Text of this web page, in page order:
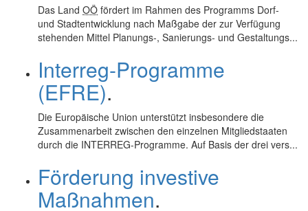
Das Land OÖ fördert im Rahmen des Programms Dorf-
und Stadtentwicklung nach Maßgabe der zur Verfügung
stehenden Mittel Planungs-, Sanierungs- und Gestaltungs...
Interreg-Programme
(EFRE).
Die Europäische Union unterstützt insbesondere die
Zusammenarbeit zwischen den einzelnen Mitgliedstaaten
durch die INTERREG-Programme. Auf Basis der drei vers...
Förderung investive
Maßnahmen.